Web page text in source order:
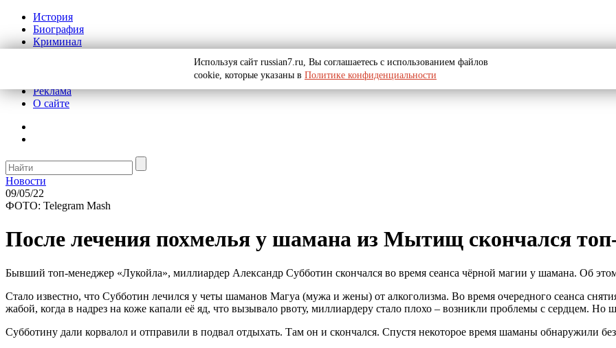
История
Биография
Криминал
Реклама
О сайте
Новости
09/05/22
ФОТО: Telegram Mash
После лечения похмелья у шамана из Мытищ скончался
Бывший топ-менеджер «Лукойла», миллиардер Александр Субботин скончался во время сеанса чёрной магии у шамана. Об
Стало известно, что Субботин лечился у четы шаманов Магуа (мужа и жены) от алкоголизма. Во время очередного сеанса
жабой, когда в надрез на коже капали её яд, что вызывало рвоту, миллиардеру стало плохо – возникли проблемы с сердцем.
Субботину дали корвалол и отправили в подвал отдыхать. Там он и скончался. Спустя некоторое время шаманы обнаружили
Используя сайт russian7.ru, Вы соглашаетесь с использованием файлов
cookie, которые указаны в Политике конфиденциальности